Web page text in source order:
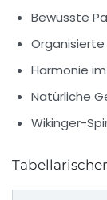
Bewusste
Harmonie
Natürliche
Wikinger-